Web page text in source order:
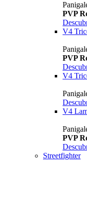
PVP
V4
PVP
V4
V4
PVP
Streetfighter